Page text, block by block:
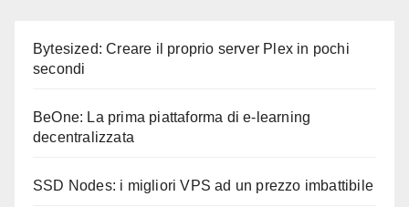
Bytesized: Creare il proprio server Plex in pochi
secondi
BeOne: La prima piattaforma di e-learning
decentralizzata
SSD Nodes: i migliori VPS ad un prezzo imbattibile